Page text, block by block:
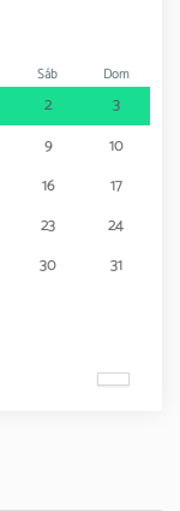
Sáb Dom
2
3
9
10
16
17
23
24
30 31